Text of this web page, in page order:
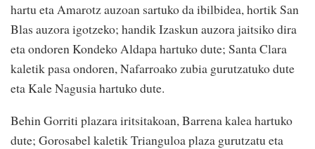
hartu eta Amarotz auzoan sartuko da ibilbidea, hortik San
Blas auzora igotzeko; handik Izaskun auzora jaitsiko dira
eta ondoren Kondeko Aldapa hartuko dute; Santa Clara
kaletik pasa ondoren, Nafarroako zubia gurutzatuko dute
eta Kale Nagusia hartuko dute.
Behin Gorriti plazara iritsitakoan, Barrena kalea hartuko
dute; Gorosabel kaletik Trianguloa plaza gurutzatu eta